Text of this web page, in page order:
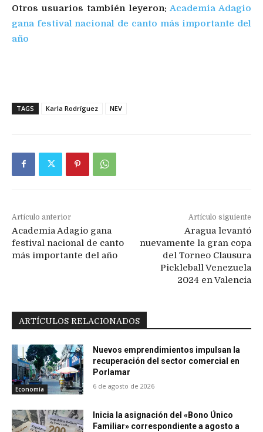
Otros usuarios también leyeron:Academia Adagio
gana festival nacional de canto más importante del
año
TAGS Karla Rodríguez NEV
Artículo anterior
Academia Adagio gana
festival nacional de canto
más importante del año
Artículo siguiente
Aragua levantó
nuevamente la gran copa
del Torneo Clausura
Pickleball Venezuela
2024 en Valencia
ARTÍCULOS RELACIONADOS
Economía
Nuevos emprendimientos impulsan la
recuperación del sector comercial en
Porlamar
6 de agosto de 2026
Inicia la asignación del «Bono Único
Familiar» correspondiente a agosto a